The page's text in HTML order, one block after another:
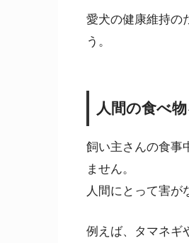
愛犬の健康維持の
う。
人間の食べ
飼い主さんの食事
ません。
人間にとって害が
例えば、タマネギ